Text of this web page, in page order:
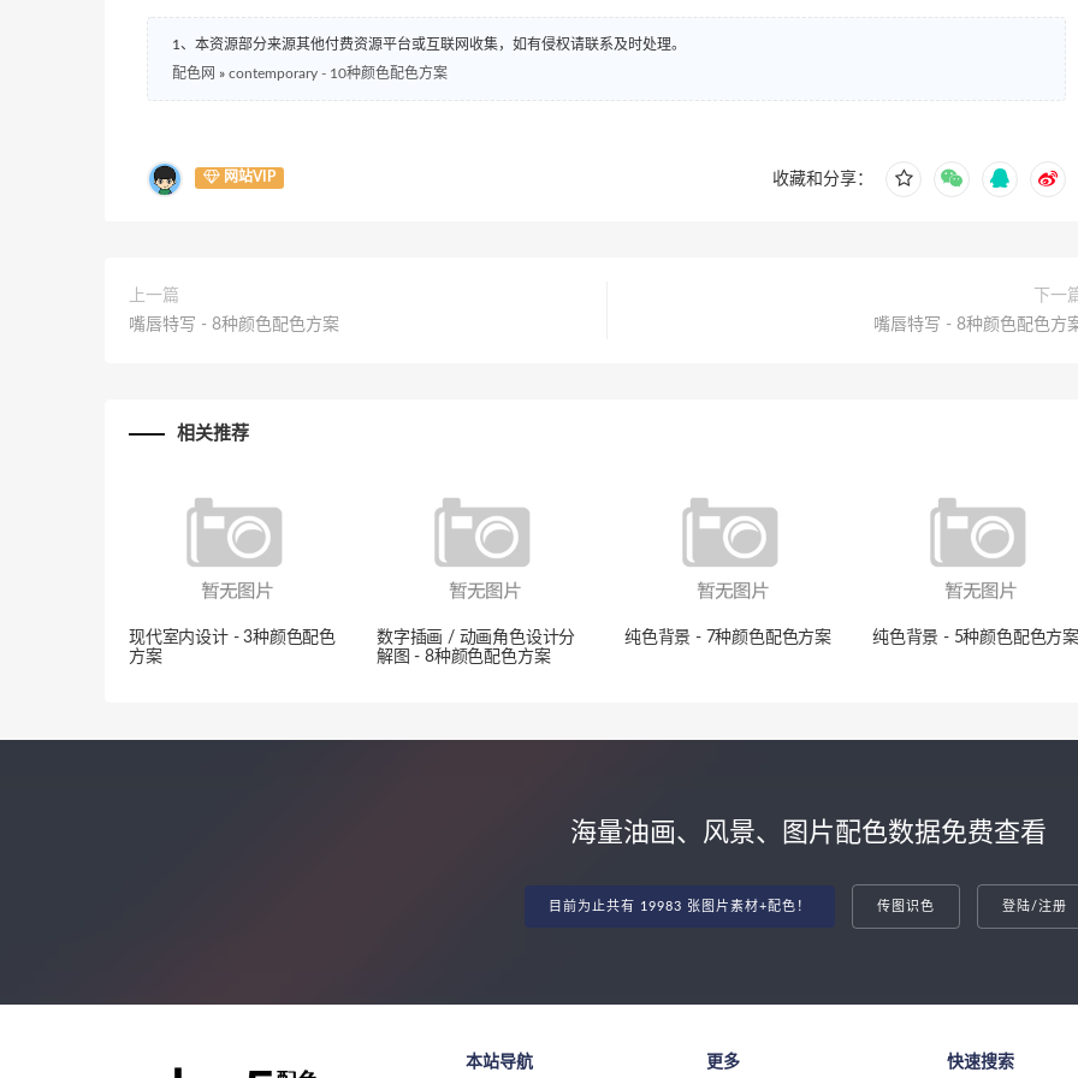
1、本资源部分来源其他付费资源平台或互联网收集，如有侵权请联系及时处理。
配色网 » contemporary - 10种颜色配色方案
网站VIP 收藏和分享：
上一篇
嘴唇特写 - 8种颜色配色方案
下一
嘴唇特写 - 8种颜色配色方
相关推荐
现代室内设计 - 3种颜色配色
方案
数字插画 / 动画角色设计分
解图 - 8种颜色配色方案
纯色背景 - 7种颜色配色方案 纯色背景 - 5种颜色配色方案
海量油画、风景、图片配色数据免费查看
目前为止共有 19983 张图片素材+配色！ 传图识色 登陆/注册
本站导航 更多 快速搜索